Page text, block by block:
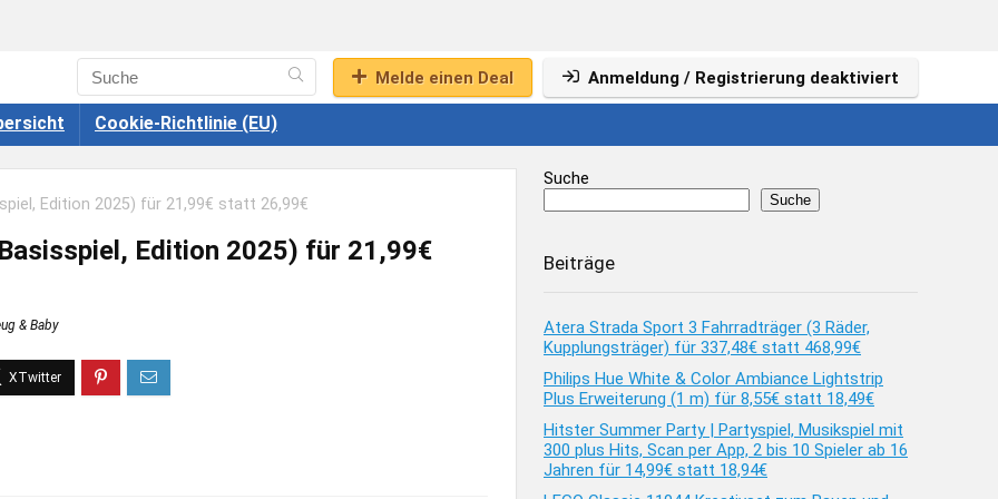
Melde einen Deal Anmeldung / Registrierung deaktiviert
Cookie-Richtlinie (EU)
Edition 2025) für 21,99€ statt 26,99€
Edition 2025) für 21,99€
& Baby
Suche
Suche
Beiträge
Atera Strada Sport 3 Fahrradträger (3 Räder,
Kupplungsträger) für 337,48€ statt 468,99€
Philips Hue White & Color Ambiance Lightstrip
Plus Erweiterung (1 m) für 8,55€ statt 18,49€
Hitster Summer Party | Partyspiel, Musikspiel mit
300 plus Hits, Scan per App, 2 bis 10 Spieler ab 16
Jahren für 14,99€ statt 18,94€